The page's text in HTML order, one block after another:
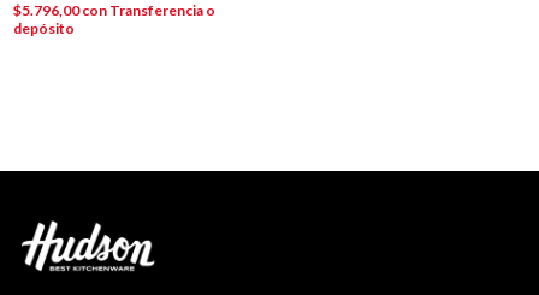
$5.796,00con Transferencia o
depósito